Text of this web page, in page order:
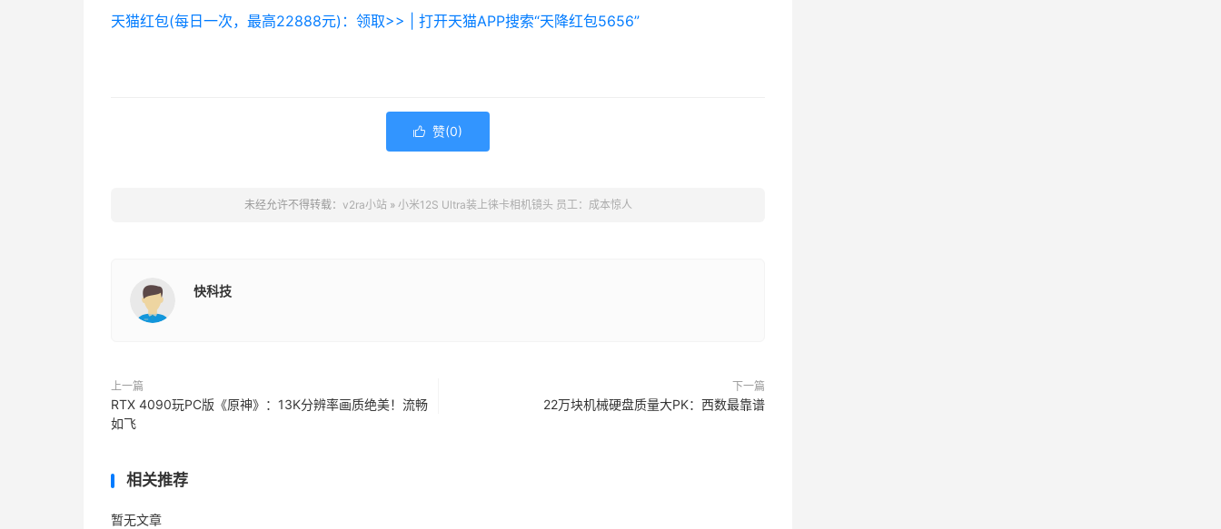
天猫红包(每日一次，最高22888元)：领取>> | 打开天猫APP搜索“天降红包5656”
 赞(0)
未经允许不得转载： v2ra小站» 小米12S Ultra装上徕卡相机镜头 员工：成本惊人
快科技
上一篇
RTX 4090玩PC版《原神》：13K分辨率画质绝美！流畅
如飞
下一篇
22万块机械硬盘质量大PK：西数最靠谱
相关推荐
暂无文章